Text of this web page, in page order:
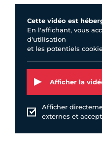
Cette vidéo est
En l'affichant, vous
d'utilisation
et les potentiels
Afficher la
Afficher
externes et